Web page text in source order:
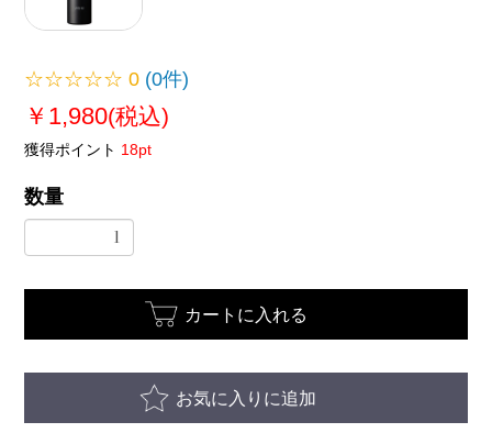
☆☆☆☆☆0 (0件)
￥1,980(税込)
獲得ポイント 18pt
数量
カートに入れる
お気に入りに追加